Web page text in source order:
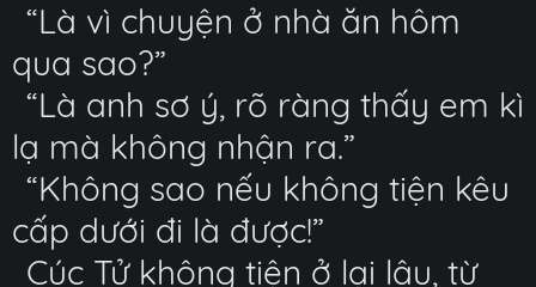
“Là vì chuyện ở nhà ăn hôm
qua sao?”
“Là anh sơ ý, rõ ràng thấy em kì
lạ mà không nhận ra.”
“Không sao nếu không tiện kêu
cấp dưới đi là được!”
Cúc Tử không tiện ở lại lâu, từ